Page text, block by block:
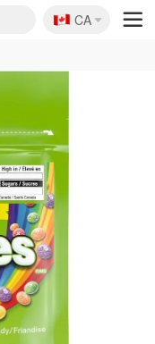
🇨🇦
CA